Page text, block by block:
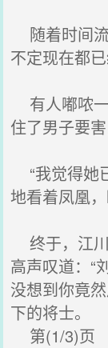
随着时间
不定现在都
有人嘟哝
住了男子要
“我觉得她
地看着凤凰，
终于，江
高声叹道：“
没想到你竟
下的将士。
第(1/3)页